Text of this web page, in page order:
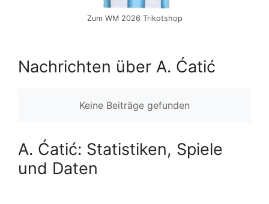
Zum WM 2026 Trikotshop
Nachrichten über A. Ćatić
Keine Beiträge gefunden
A. Ćatić: Statistiken, Spiele
und Daten